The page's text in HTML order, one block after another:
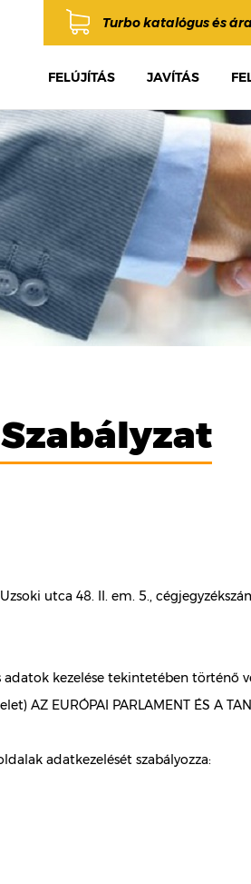
Turbo katalógus és
FELÚJÍTÁS JAVÍTÁS
utca 48. II. em. 5.,
adatok kezelése tekintetében
AZ EURÓPAI PARLAMENT ÉS A
adatkezelését szabályozza: